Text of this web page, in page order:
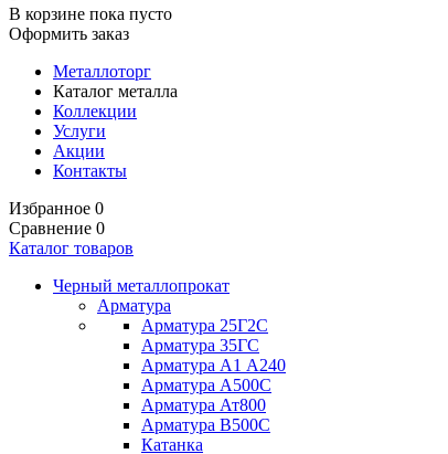
В корзине пока пусто
Оформить заказ
Металлоторг
Каталог металла
Коллекции
Услуги
Акции
Контакты
Избранное 0
Сравнение 0
Каталог товаров
Черный металлопрокат
Арматура
Арматура 25Г2С
Арматура 35ГС
Арматура А1 А240
Арматура А500С
Арматура Ат800
Арматура В500С
Катанка